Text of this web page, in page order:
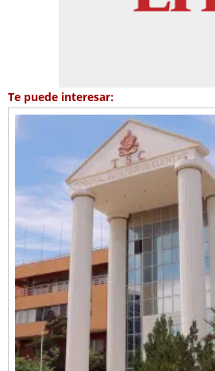
Te puede interesar: